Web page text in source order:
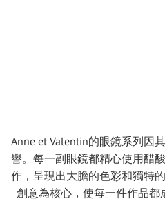
Anne et Valentin的眼鏡系列因
譽。每一副眼鏡都精心使用醋
作，呈現出大膽的色彩和獨特
創意為核心，使每一件作品都